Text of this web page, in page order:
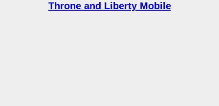
Throne and Liberty Mobile